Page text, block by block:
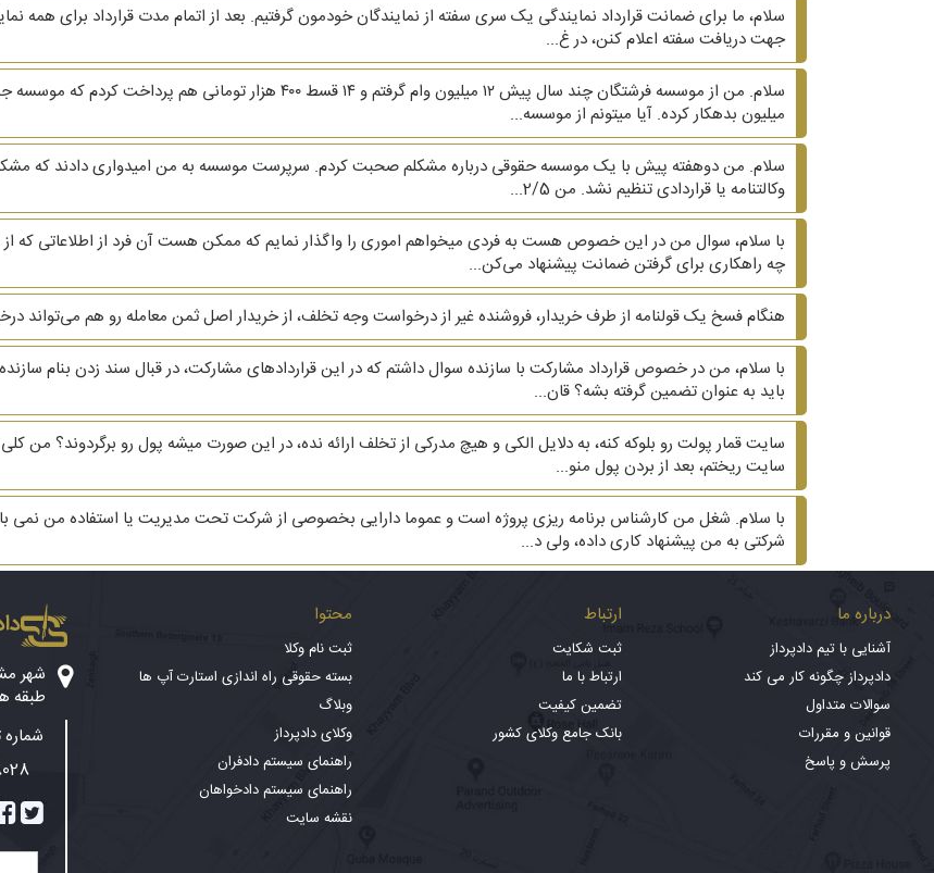
سلام، ما برای ضمانت قرارداد نمایندگی یک سری سفته از نمایندگان خودمون گرفتیم. بعد از اتمام مدت قرارداد برای همه
جهت دریافت سفته اعلام کنن، در غ...
میلیون بدهکار کرده. آیا میتونم از موسسه...
وکالتنامه یا قراردادی تنظیم نشد. من 2/5...
با سلام، سوال من در این خصوص هست به فردی میخواهم اموری را واگذار نمایم که ممکن هست آن فرد از اطلاعاتی که
چه راهکاری برای گرفتن ضمانت پیشنهاد می‌کن...
هنگام فسخ یک قولنامه از طرف خریدار، فروشنده غیر از درخواست وجه تخلف، از خریدار اصل ثمن معامله رو هم می‌تواند
با سلام، من در خصوص قرارداد مشارکت با سازنده سوال داشتم که در این قراردادهای مشارکت، در قبال سند زدن بنام
باید به عنوان تضمین گرفته بشه؟ قان...
سایت ریختم، بعد از بردن پول منو...
با سلام. شغل من کارشناس برنامه ریزی پروژه است و عموما دارایی بخصوصی از شرکت تحت مدیریت یا استفاده من نمی
شرکتی به من پیشنهاد کاری داده، ولی د...
درباره ما
آشنایی با تیم دادپرداز
دادپرداز چگونه کار می کند
سوالات متداول
قوانین و مقررات
پرسش و پاسخ
ارتباط
ثبت شکایت
ارتباط با ما
تضمین کیفیت
بانک جامع وکلای کشور
محتوا
ثبت نام وکلا
بسته حقوقی راه اندازی استارت آپ ها
وبلاگ
وکلای دادپرداز
راهنمای سیستم دادفران
راهنمای سیستم دادخواهان
نقشه سایت
طبقه